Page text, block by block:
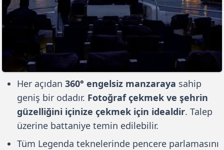
Her açıdan360° engelsiz manzaraya sahip
geniş bir odadır. Fotoğraf çekmek ve şehrin
güzelliğini içinize çekmek için idealdir. Talep
üzerine battaniye temin edilebilir.
Tüm Legenda teknelerinde pencere parlamasını